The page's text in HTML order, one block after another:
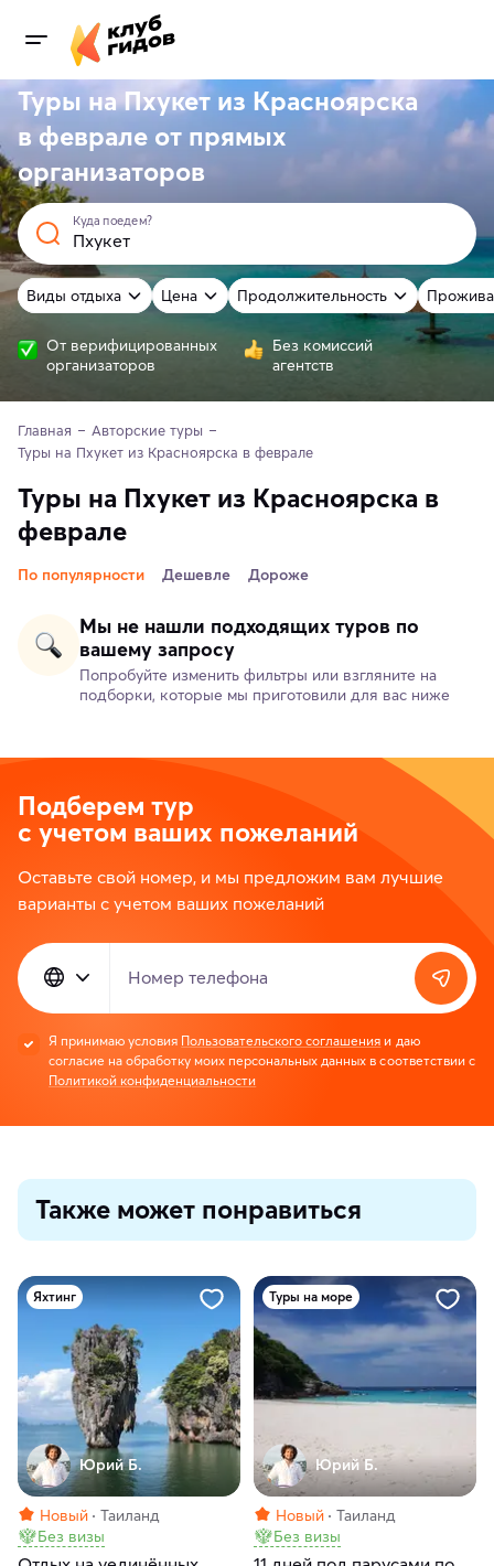
Туры на Пхукет из Красноярска
в феврале от прямых
организаторов
Куда поедем?
Виды отдыха Цена Продолжительность
От верифицированных
организаторов
Без комиссий
агентств
Главная
Авторские туры
Туры на Пхукет из Красноярска в феврале
Туры на Пхукет из Красноярска в
феврале
По популярности Дешевле Дороже
Мы не нашли подходящих туров по
вашему запросу
Попробуйте изменить фильтры или взгляните на
подборки, которые мы приготовили для вас ниже
Подберем тур
с учетом ваших пожеланий
Оставьте свой номер, и мы предложим вам лучшие
варианты с учетом ваших пожеланий
Номер телефона
Я принимаю условия Пользовательского соглашения и даю
согласие на обработку моих персональных данных в соответствии с
Политикой конфиденциальности
Также может понравиться
Яхтинг
Юрий Б.
Новый
Таиланд
Без визы
Туры на море
Юрий Б.
Новый
Таиланд
Без визы